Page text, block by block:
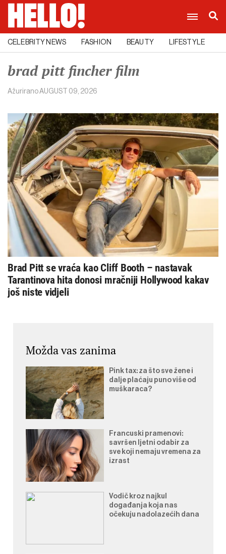
CELEBRITY NEWS FASHION BEAUTY LIFESTYLE
brad pitt fincher film
AžuriranoAUGUST 09, 2026
Brad Pitt se vraća kao Cliff Booth – nastavak
Tarantinova hita donosi mračniji Hollywood kakav
još niste vidjeli
Možda vas zanima
Pink tax: za što sve žene i
dalje plaćaju puno više od
muškaraca?
Francuski pramenovi:
savršen ljetni odabir za
sve koji nemaju vremena za
izrast
Vodič kroz najkul
događanja koja nas
očekuju nadolazećih dana